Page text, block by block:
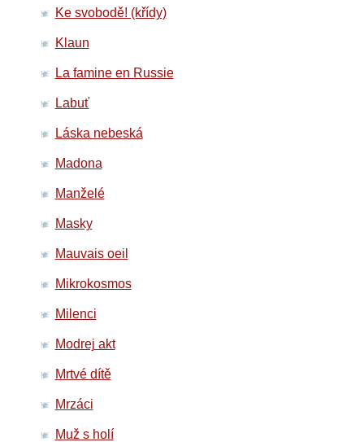
Ke svobodě! (křídy)
Klaun
La famine en Russie
Labuť
Láska nebeská
Madona
Manželé
Masky
Mauvais oeil
Mikrokosmos
Milenci
Modrej akt
Mrtvé dítě
Mrzáci
Muž s holí